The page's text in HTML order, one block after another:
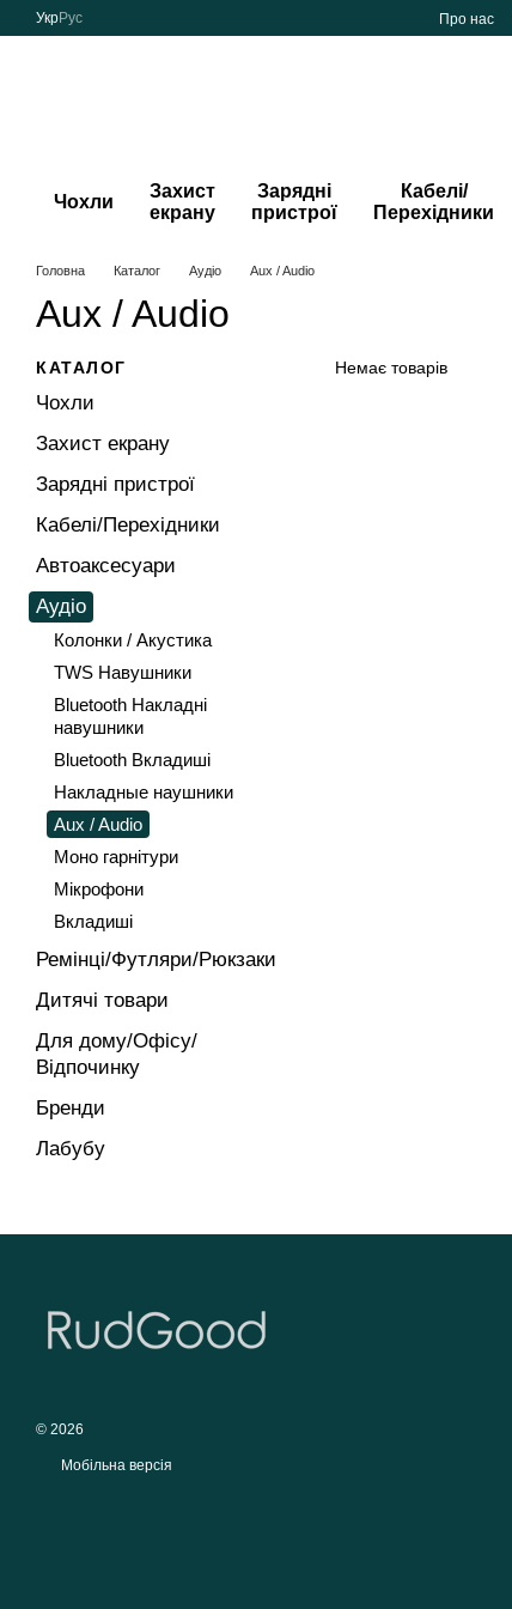
Перейти до основного контенту
УкрРус Про нас
Чохли
Захист
екрану
Зарядні
пристрої
Кабелі/
Перехідники
Головна Каталог Аудіо Aux / Audio
Aux / Audio
Немає товарів
КАТАЛОГ
Чохли
Захист екрану
Зарядні пристрої
Кабелі/Перехідники
Автоаксесуари
Аудіо
Колонки / Акустика
TWS Навушники
Bluetooth Накладні
навушники
Bluetooth Вкладиші
Накладные наушники
Aux / Audio
Моно гарнітури
Мікрофони
Вкладиші
Ремінці/Футляри/Рюкзаки
Дитячі товари
Для дому/Офісу/
Відпочинку
Бренди
Лабубу
© 2026
Мобільна версія